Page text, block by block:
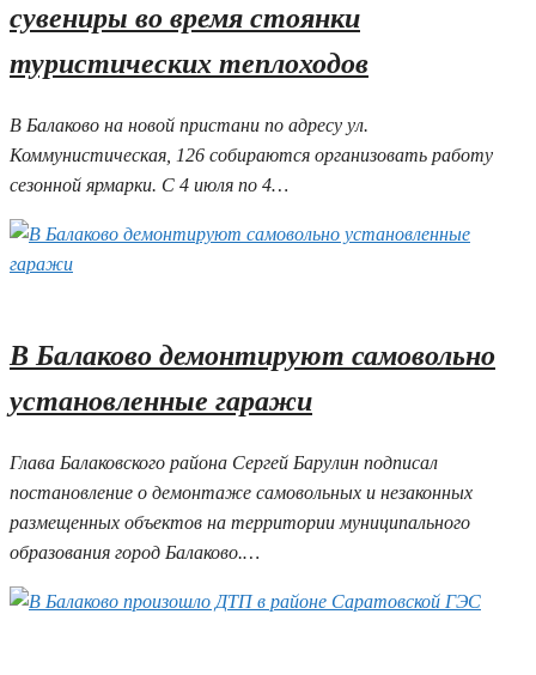
сувениры во время стоянки
туристических теплоходов
В Балаково на новой пристани по адресу ул.
Коммунистическая, 126 собираются организовать работу
сезонной ярмарки. С 4 июля по 4…
В Балаково демонтируют самовольно
установленные гаражи
Глава Балаковского района Сергей Барулин подписал
постановление о демонтаже самовольных и незаконных
размещенных объектов на территории муниципального
образования город Балаково.…